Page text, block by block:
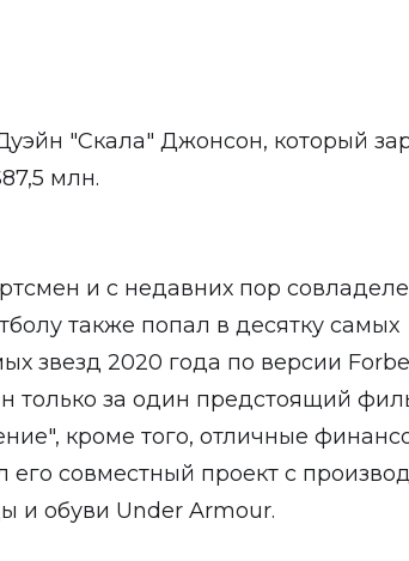
"Скала" Джонсон, который
млн.
и с недавних пор
также попал в десятку самых
звезд 2020 года по версии
только за один предстоящий
кроме того, отличные
его совместный проект с
и обуви Under Armour.